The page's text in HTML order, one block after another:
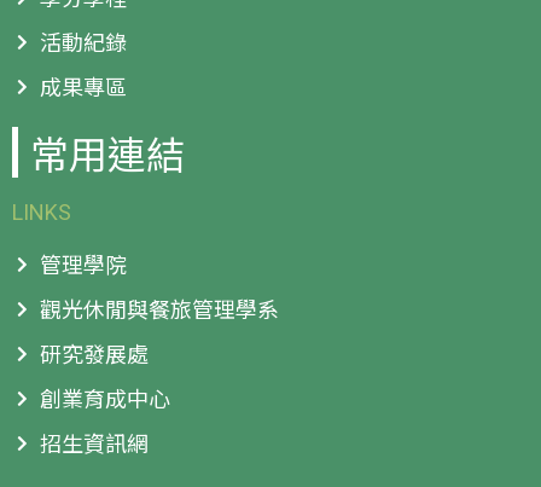
活動紀錄
成果專區
常用連結
LINKS
管理學院
觀光休閒與餐旅管理學系
研究發展處
創業育成中心
招生資訊網